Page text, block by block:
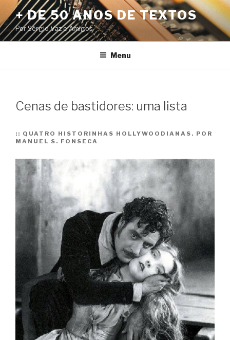
Pular
para
o
conteúdo
+ DE 50 ANOS DE TEXTOS
Por Sérgio Vaz e Amigos
Menu
Cenas de bastidores: uma lista
:: QUATRO HISTORINHAS HOLLYWOODIANAS. POR
MANUEL S. FONSECA